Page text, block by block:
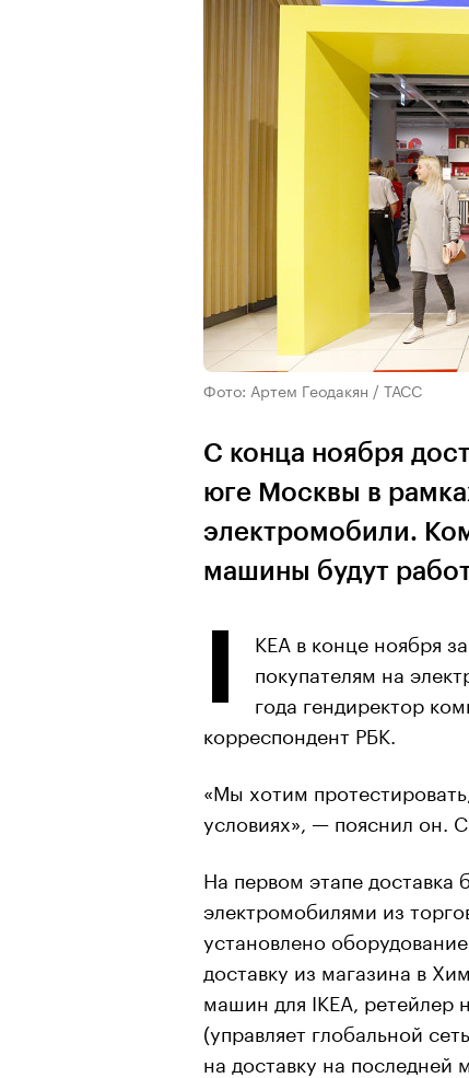
Фото: Артем Геодакян / ТАСС
С конца ноября
юге Москвы в
электромобили.
машины будут
KEA в конце ноября
покупателям на
года гендиректор
корреспондент РБК.
«Мы хотим
условиях», — пояснил он.
На первом этапе доставка
электромобилями из
установлено
доставку из магазина в
машин для IKEA, ретейлер
(управляет глобальной
на доставку на